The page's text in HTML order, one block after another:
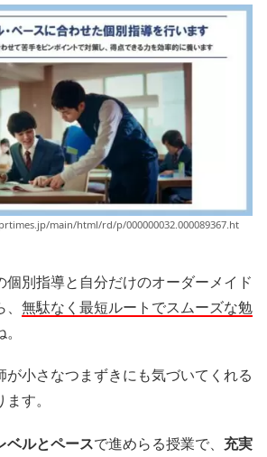
main/html/rd/p/000000032.000089367.ht
個別指導と自分だけのオーダーメイド
無駄なく最短ルートでスムーズな勉
が小さなつまずきにも気づいてくれる
す。
ベルとペースで進めらる授業で、 充実